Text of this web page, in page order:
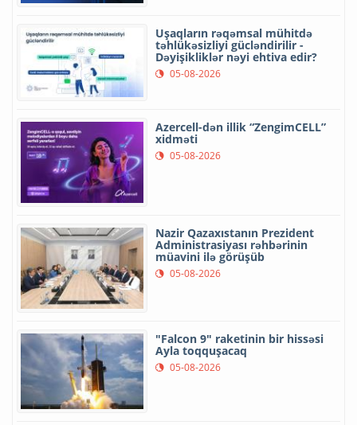
Uşaqların rəqəmsal mühitdə
təhlükəsizliyi gücləndirilir -
Dəyişikliklər nəyi ehtiva edir?
05-08-2026
Azercell-dən illik “ZengimCELL”
xidməti
05-08-2026
Nazir Qazaxıstanın Prezident
Administrasiyası rəhbərinin
müavini ilə görüşüb
05-08-2026
"Falcon 9" raketinin bir hissəsi
Ayla toqquşacaq
05-08-2026